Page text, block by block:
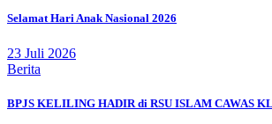
Selamat Hari Anak Nasional 2026
23 Juli 2026
Berita
BPJS KELILING HADIR di RSU ISLAM CAWAS